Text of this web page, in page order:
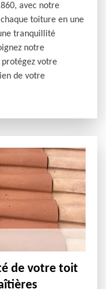
avec notre
toiture en une
tranquillité
notre
votre
de votre
de votre toit